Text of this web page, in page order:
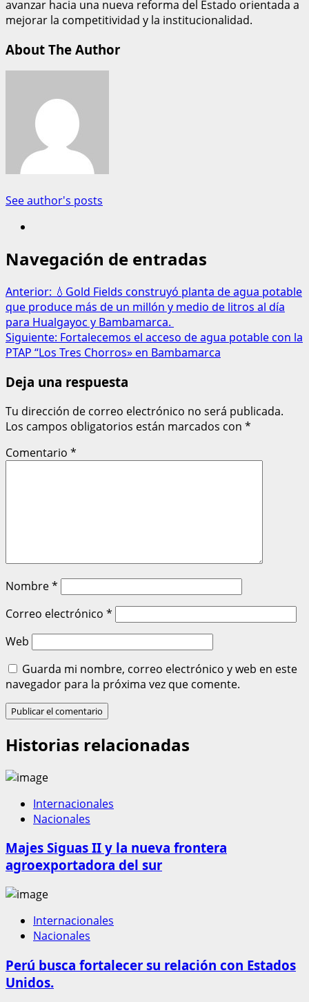
avanzar hacia una nueva reforma del Estado orientada a
mejorar la competitividad y la institucionalidad.
About The Author
See author's posts
Navegación de entradas
Anterior: 💧Gold Fields construyó planta de agua potable
que produce más de un millón y medio de litros al día
para Hualgayoc y Bambamarca.
Siguiente: Fortalecemos el acceso de agua potable con la
PTAP “Los Tres Chorros» en Bambamarca
Deja una respuesta
Tu dirección de correo electrónico no será publicada.
Los campos obligatorios están marcados con *
Comentario *
Nombre*
Correo electrónico *
Web
Guarda mi nombre, correo electrónico y web en este
navegador para la próxima vez que comente.
Historias relacionadas
Internacionales
Nacionales
Majes Siguas II y la nueva frontera
agroexportadora del sur
Internacionales
Nacionales
Perú busca fortalecer su relación con Estados
Unidos.